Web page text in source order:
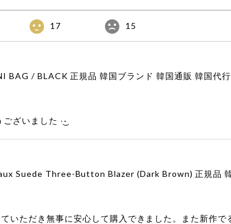
17 15
ざいました‪ ·͜·
いただき無事に安心して購入できました。また新作で